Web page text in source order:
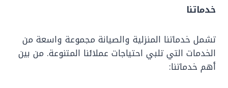
خدماتنا
تشمل خدماتنا المنزلية والصيانة مجموعة واسعة من
الخدمات التي تلبي احتياجات عملائنا المتنوعة. من بين
أهم خدماتنا: